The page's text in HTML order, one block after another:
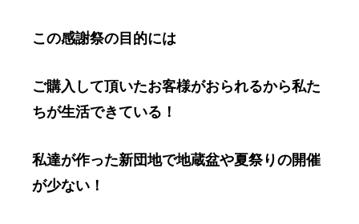
この感謝祭の目的には
ご購入して頂いたお客様がおられるから私た
ちが生活できている！
私達が作った新団地で地蔵盆や夏祭りの開催
が少ない！